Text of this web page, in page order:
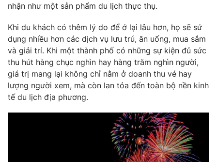
nhận như một sản phẩm du lịch thực thụ.
Khi du khách có thêm lý do để ở lại lâu hơn, họ sẽ sử
dụng nhiều hơn các dịch vụ lưu trú, ăn uống, mua sắm
và giải trí. Khi một thành phố có những sự kiện đủ sức
thu hút hàng chục nghìn hay hàng trăm nghìn người,
giá trị mang lại không chỉ nằm ở doanh thu vé hay
lượng người xem, mà còn lan tỏa đến toàn bộ nền kinh
tế du lịch địa phương.